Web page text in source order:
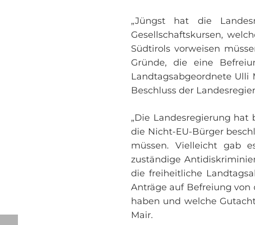
„Jüngst hat die
Gesellschaftskursen,
Südtirols vorweisen
Gründe, die eine
Landtagsabgeordnete
Beschluss der
„Die Landesregierung
die Nicht-EU-Bürger
müssen. Vielleicht gab
zuständige
die freiheitliche
Anträge auf Befreiung von
haben und welche
Mair.